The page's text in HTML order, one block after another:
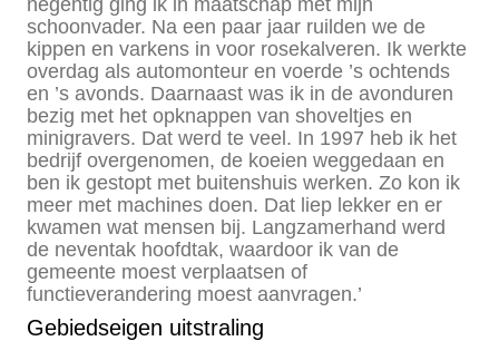
schoonvader. Na een paar jaar ruilden we de
kippen en varkens in voor rosekalveren. Ik werkte
overdag als automonteur en voerde ’s ochtends
en ’s avonds. Daarnaast was ik in de avonduren
bezig met het opknappen van shoveltjes en
minigravers. Dat werd te veel. In 1997 heb ik het
bedrijf overgenomen, de koeien weggedaan en
ben ik gestopt met buitenshuis werken. Zo kon ik
meer met machines doen. Dat liep lekker en er
kwamen wat mensen bij. Langzamerhand werd
de neventak hoofdtak, waardoor ik van de
gemeente moest verplaatsen of
functieverandering moest aanvragen.’
Gebiedseigen uitstraling